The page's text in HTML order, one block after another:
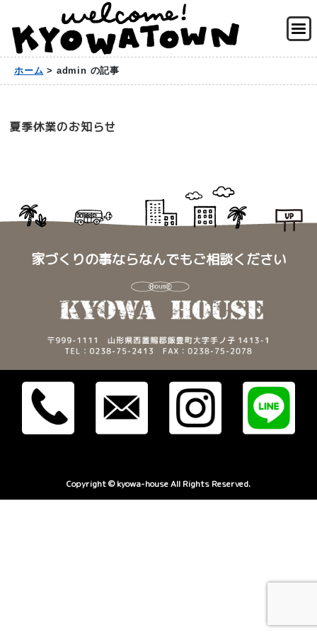
ホーム > admin の記事
夏季休業のお知らせ
家づくりの事ならなんでもご相談ください
Copyright © kyowa-house All Rights Reserved.